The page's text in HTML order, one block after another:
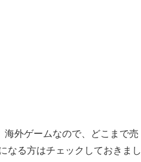
外ゲームなので、どこまで売
なる方はチェックしておきまし